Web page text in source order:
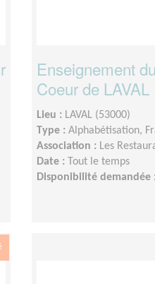
Enseignement
Coeur de LAVAL
Lieu : LAVAL (53000)
Type : Alphabétisation,
Association : Les
Date : Tout le temps
Disponibilité demandée :